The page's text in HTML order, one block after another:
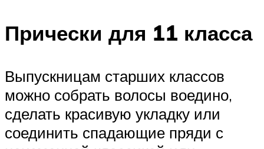
Прически для 11 класса
Выпускницам старших классов
можно собрать волосы воедино,
сделать красивую укладку или
соединить спадающие пряди с